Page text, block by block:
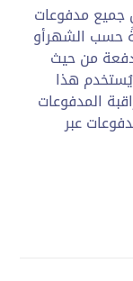
جميع مدفوعات
حسب الشهرأو
من حيث
هذا
المدفوعات
عبر